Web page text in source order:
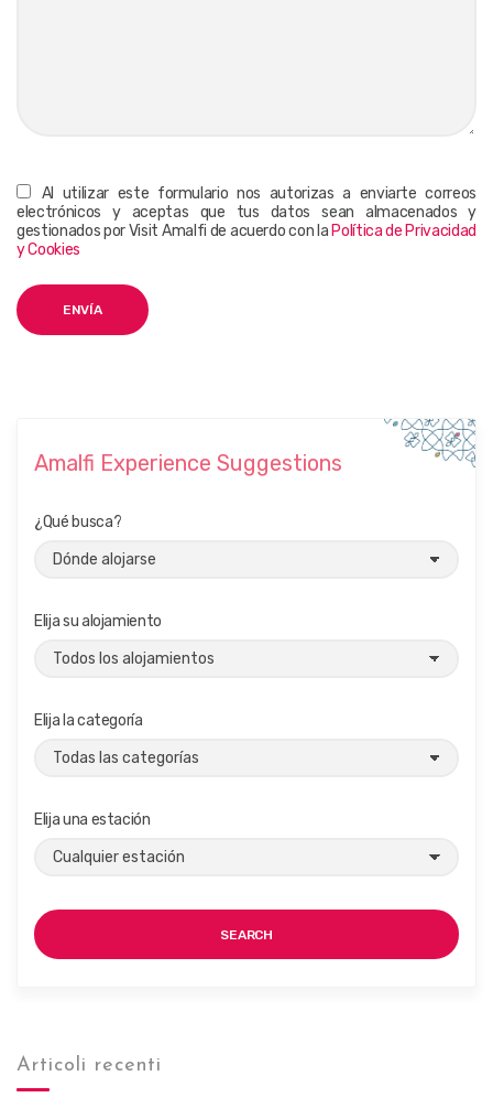
Al utilizar este formulario nos autorizas a enviarte correos
electrónicos y aceptas que tus datos sean almacenados y
gestionados por Visit Amalfi de acuerdo con la Política de Privacidad
y Cookies
Amalfi Experience Suggestions
¿Qué busca?
Elija su alojamiento
Elija la categoría
Elija una estación
SEARCH
Articoli recenti